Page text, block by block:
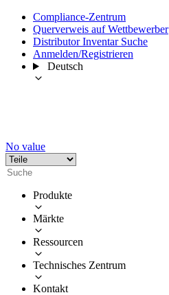
Compliance-Zentrum
Querverweis auf Wettbewerber
Distributor Inventar Suche
Anmelden/Registrieren
Deutsch
No value
Produkte
Märkte
Ressourcen
Technisches Zentrum
Kontakt